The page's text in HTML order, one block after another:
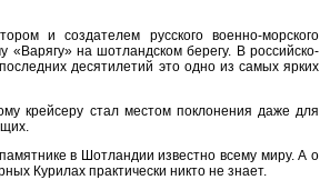
и создателем русского военно-морского
«Варягу» на шотландском берегу. В российско-
десятилетий это одно из самых ярких
крейсеру стал местом поклонения даже для
в Шотландии известно всему миру. А о
Курилах практически никто не знает.